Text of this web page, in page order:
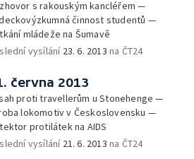
s rakouským kancléřem —
činnost studentů —
mládeže na Šumavě
vysílání 23. 6. 2013 na ČT24
června 2013
proti travellerům u Stonehenge —
lokomotiv v Československu —
protilátek na AIDS
vysílání 21. 6. 2013 na ČT24